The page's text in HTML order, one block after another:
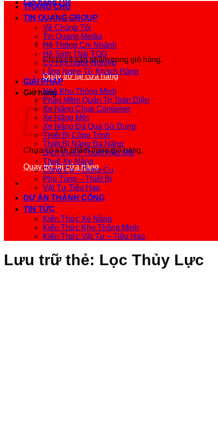
Giỏ hàng /0₫
Chưa có sản phẩm trong giỏ hàng.
Quay trở lại cửa hàng
Giỏ hàng
Chưa có sản phẩm trong giỏ hàng.
Quay trở lại cửa hàng
TRANG CHỦ
TIN QUANG GROUP
Về Chúng Tôi
Tin Quang Media
Hệ Thống Chi Nhánh
Hệ Sinh Thái TQG
Cơ Hội Nghề Nghiệp
Lắng Nghe Từ Khách Hàng
GIẢI PHÁP
Nhà Kho Thông Minh
Phần Mềm Quản Trị Toàn Diện
Xe Nâng Chụp Container
Xe Nâng Mới
Xe Nâng Đã Qua Sử Dụng
Thiết Bị Công Trình
Thiết Bị Nâng Đa Năng
Dịch Vụ Kỹ Thuật Hậu Mãi
Thuê Xe Nâng
Công Cụ – Dụng Cụ
Phụ Tùng – Thiết Bị
Vật Tư Tiêu Hao
DỰ ÁN THÀNH CÔNG
TIN TỨC
Kiến Thức Xe Nâng
Kiến Thức Kho Thông Minh
Kiến Thức Vật Tư – Tiêu Hao
Lưu trữ thẻ: Lọc Thủy Lực